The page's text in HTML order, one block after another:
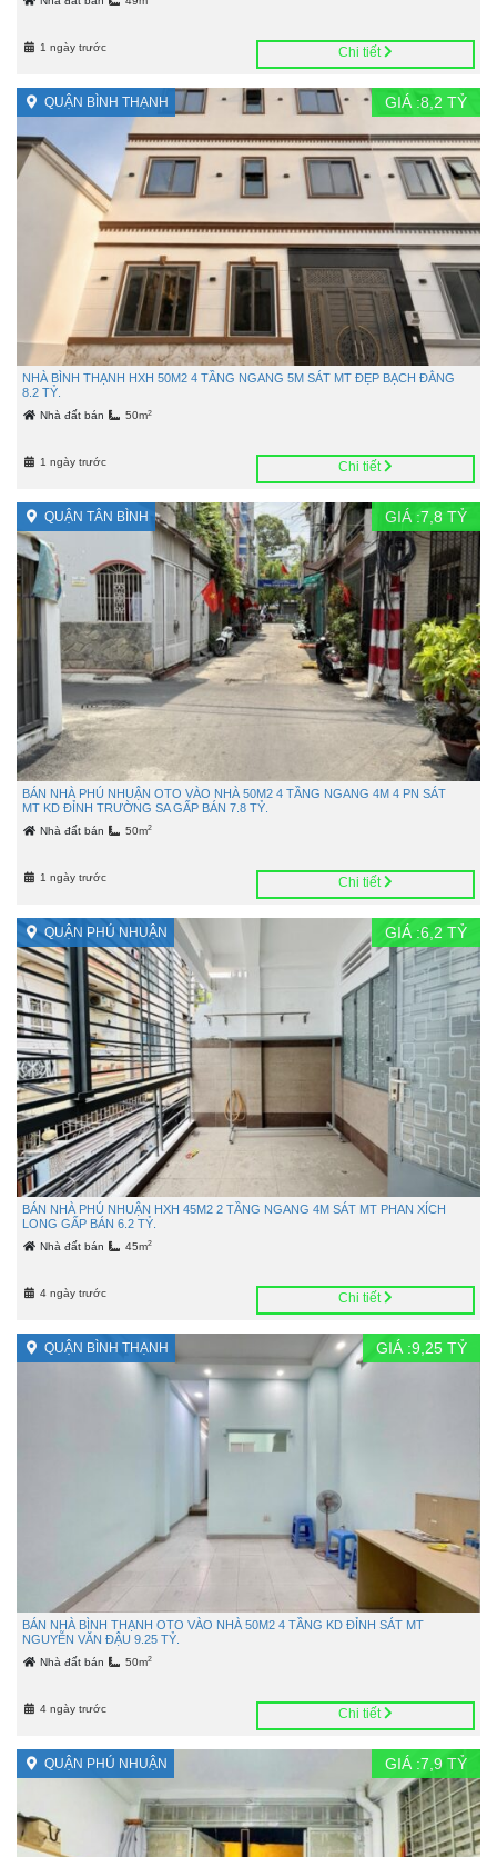
1 ngày trước Chi tiết
QUẬN BÌNH THẠNH GIÁ :8,2 TỶ
NHÀ BÌNH THẠNH HXH 50M2 4 TẦNG NGANG 5M SÁT MT ĐẸP BẠCH ĐẰNG
8.2 TỶ.
Nhà đất bán 50m2
1 ngày trước Chi tiết
QUẬN TÂN BÌNH GIÁ :7,8 TỶ
BÁN NHÀ PHÚ NHUẬN OTO VÀO NHÀ 50M2 4 TẦNG NGANG 4M 4 PN SÁT
MT KD ĐỈNH TRƯỜNG SA GẤP BÁN 7.8 TỶ.
Nhà đất bán 50m2
1 ngày trước Chi tiết
QUẬN PHÚ NHUẬN GIÁ :6,2 TỶ
BÁN NHÀ PHÚ NHUẬN HXH 45M2 2 TẦNG NGANG 4M SÁT MT PHAN XÍCH
LONG GẤP BÁN 6.2 TỶ.
Nhà đất bán 45m2
4 ngày trước Chi tiết
QUẬN BÌNH THẠNH GIÁ :9,25 TỶ
BÁN NHÀ BÌNH THẠNH OTO VÀO NHÀ 50M2 4 TẦNG KD ĐỈNH SÁT MT
NGUYỄN VĂN ĐẬU 9.25 TỶ.
Nhà đất bán 50m2
4 ngày trước Chi tiết
QUẬN PHÚ NHUẬN GIÁ :7,9 TỶ